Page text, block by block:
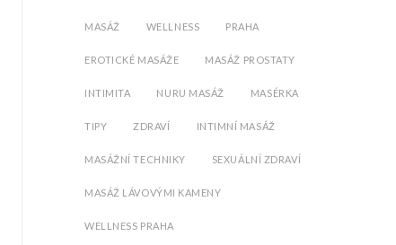
MASÁŽ WELLNESS PRAHA
EROTICKÉ MASÁŽE MASÁŽ PROSTATY
INTIMITA NURU MASÁŽ MASÉRKA
TIPY ZDRAVÍ INTIMNÍ MASÁŽ
MASÁŽNÍ TECHNIKY SEXUÁLNÍ ZDRAVÍ
MASÁŽ LÁVOVÝMI KAMENY
WELLNESS PRAHA